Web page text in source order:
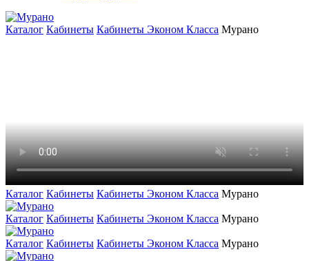
Каталог Кабинеты Кабинеты Эконом Класса Мурано
Каталог Кабинеты Кабинеты Эконом Класса Мурано
Каталог Кабинеты Кабинеты Эконом Класса Мурано
Каталог Кабинеты Кабинеты Эконом Класса Мурано